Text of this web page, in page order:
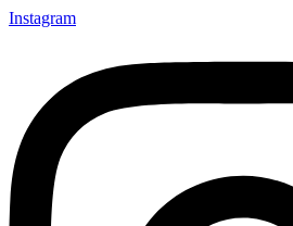
Instagram